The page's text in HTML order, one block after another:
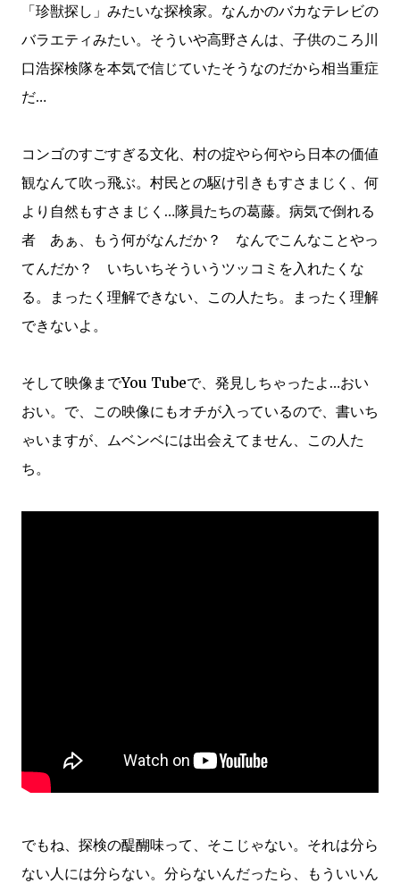
「珍獣探し」みたいな探検家。なんかのバカなテレビの
バラエティみたい。そういや高野さんは、子供のころ川
口浩探検隊を本気で信じていたそうなのだから相当重症
だ…
コンゴのすごすぎる文化、村の掟やら何やら日本の価値
観なんて吹っ飛ぶ。村民との駆け引きもすさまじく、何
より自然もすさまじく…隊員たちの葛藤。病気で倒れる
者 あぁ、もう何がなんだか？ なんでこんなことやっ
てんだか？ いちいちそういうツッコミを入れたくな
る。まったく理解できない、この人たち。まったく理解
できないよ。
そして映像までYou Tubeで、発見しちゃったよ…おい
おい。で、この映像にもオチが入っているので、書いち
ゃいますが、ムベンベには出会えてません、この人た
ち。
でもね、探検の醍醐味って、そこじゃない。それは分ら
ない人には分らない。分らないんだったら、もういいん